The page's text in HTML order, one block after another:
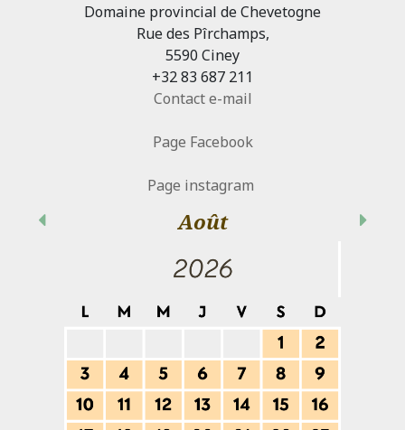
Domaine provincial de Chevetogne
Rue des Pîrchamps,
5590 Ciney
+32 83 687 211
Contact e-mail
Page Facebook
Page instagram
Août
Précédent